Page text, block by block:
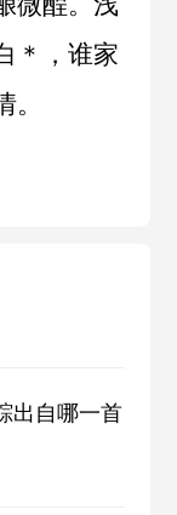
＊，谁家
出自哪一首